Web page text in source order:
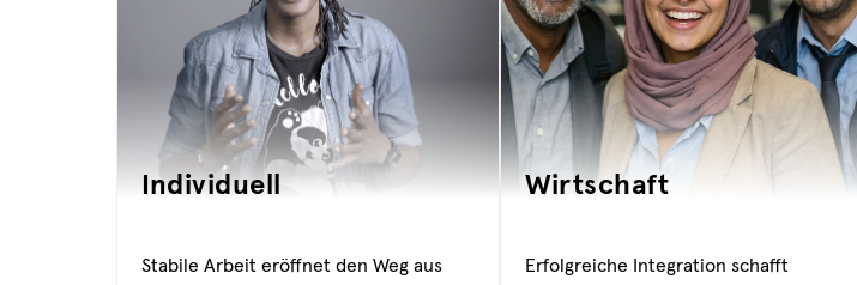
Individuell
Stabile Arbeit eröffnet den Weg aus
Wirtschaft
Erfolgreiche Integration schafft